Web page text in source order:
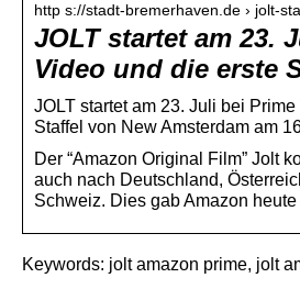
http s://stadt-bremerhaven.de › jolt-
JOLT startet am 23.
Video und die erste
JOLT startet am 23. Juli bei
Staffel von New Amsterdam am
Der “Amazon Original Film” Jolt
auch nach Deutschland,
Schweiz. Dies gab Amazon
Keywords: jolt amazon prime, jolt